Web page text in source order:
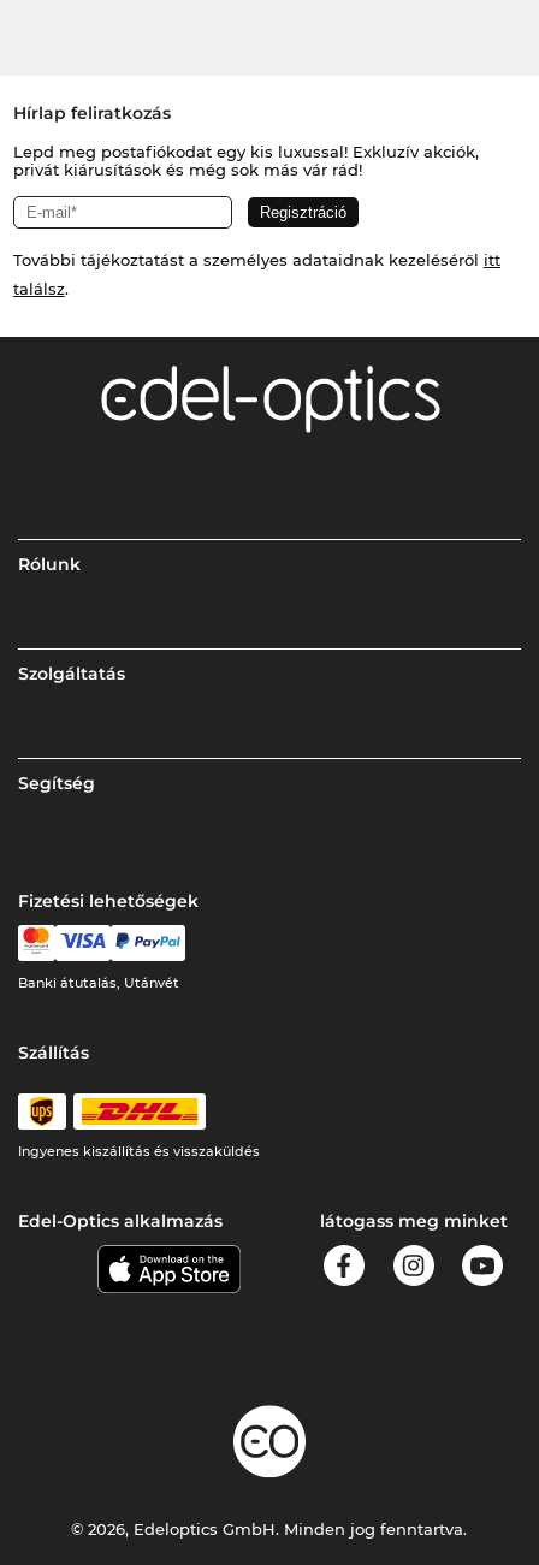
Hírlap feliratkozás
Lepd meg postafiókodat egy kis luxussal! Exkluzív akciók,
privát kiárusítások és még sok más vár rád!
További tájékoztatást a személyes adataidnak kezeléséről itt
találsz.
Rólunk
Szolgáltatás
Segítség
Fizetési lehetőségek
Banki átutalás, Utánvét
Szállítás
Ingyenes kiszállítás és visszaküldés
Edel-Optics alkalmazás látogass meg minket
© 2026, Edeloptics GmbH. Minden jog fenntartva.